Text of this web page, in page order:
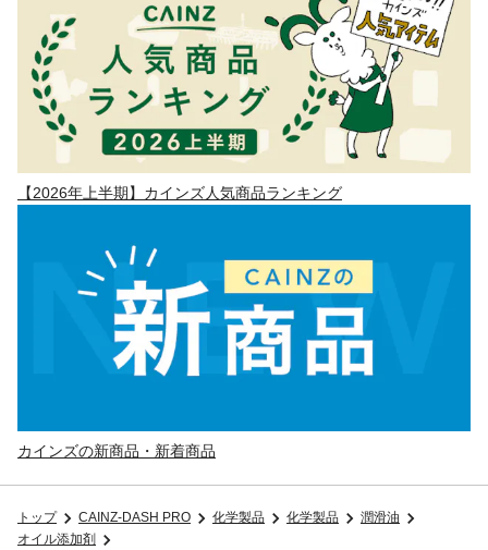
【2026年上半期】カインズ人気商品ランキング
カインズの新商品・新着商品
トップ CAINZ-DASH PRO 化学製品 化学製品
潤滑油
オイル添加剤